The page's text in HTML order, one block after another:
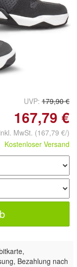
UVP: 179,90 €
167,79 €
MwSt. (167,79 €/)
Kostenloser Versand
Bezahlung nach